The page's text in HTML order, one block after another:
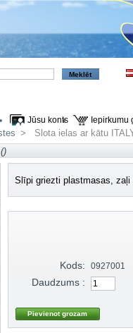
Iepirkumu
Jūsu konts
> Slota ielas ar kātu
()
Slīpi griezti plastmasas, zaļi
Kods: 0927001
Daudzums :